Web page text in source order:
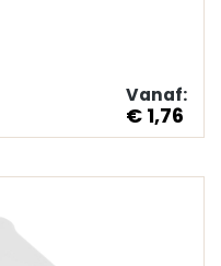
Vanaf:
€ 1,76